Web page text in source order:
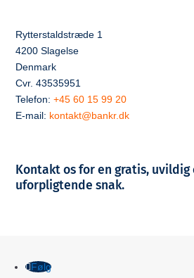
Rytterstaldstræde 1
4200 Slagelse
Denmark
Cvr. 43535951
Telefon:+45 60 15 99 20
E-mail: kontakt@bankr.dk
Kontakt os for en gratis, uvildig
uforpligtende snak.
Følg